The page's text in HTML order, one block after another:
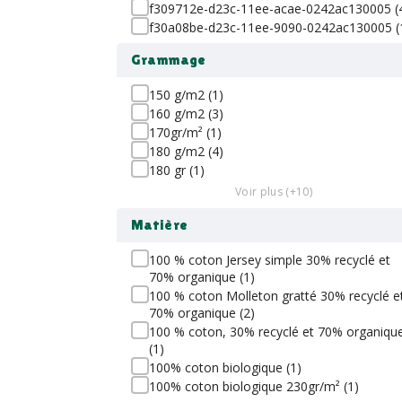
f309712e-d23c-11ee-acae-0242ac130005
f30a08be-d23c-11ee-9090-0242ac130005
Grammage
150 g/m2 (1)
160 g/m2 (3)
170gr/m² (1)
180 g/m2 (4)
180 gr (1)
Voir plus (+10)
Matière
100 % coton Jersey simple 30% recyclé et
70% organique (1)
100 % coton Molleton gratté 30% recyclé
70% organique (2)
100 % coton, 30% recyclé et 70%
(1)
100% coton biologique (1)
100% coton biologique 230gr/m² (1)